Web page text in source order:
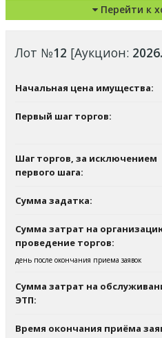
Перейти к
Лот №12 [Аукцион:
Начальная цена имущества:
Первый шаг торгов:
Шаг торгов, за исключением
первого шага:
Сумма задатка:
Сумма затрат на
проведение торгов:
день после окончания приема заявок
Сумма затрат на
ЭТП:
Время окончания приёма